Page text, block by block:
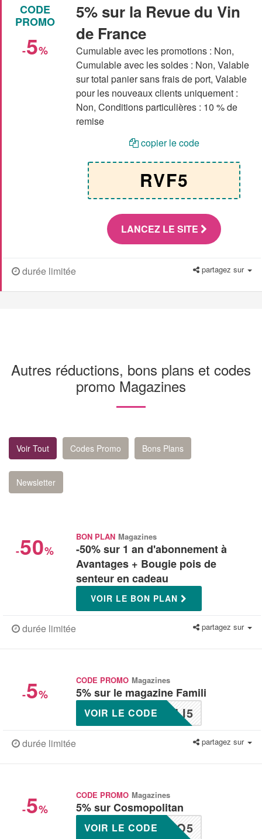
CODE
PROMO
-5%
5% sur la Revue du Vin
de France
Cumulable avec les promotions : Non,
Cumulable avec les soldes : Non, Valable
sur total panier sans frais de port, Valable
pour les nouveaux clients uniquement :
Non, Conditions particulières : 10 % de
remise
copier le code
RVF5
LANCEZ LE SITE
durée limitée partagez sur
Autres réductions, bons plans et codes
promo Magazines
Voir Tout Codes Promo Bons Plans
Newsletter
-50%
BON PLAN Magazines
-50% sur 1 an d'abonnement à
Avantages + Bougie pois de
senteur en cadeau
VOIR LE BON PLAN
durée limitée partagez sur
-5%
CODE PROMO Magazines
5% sur le magazine Famili
LI5
VOIR LE CODE
durée limitée partagez sur
-5%
CODE PROMO Magazines
5% sur Cosmopolitan
MO5
VOIR LE CODE